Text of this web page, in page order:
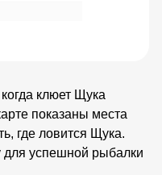
клюет Щука
показаны места
где ловится Щука.
для успешной рыбалки